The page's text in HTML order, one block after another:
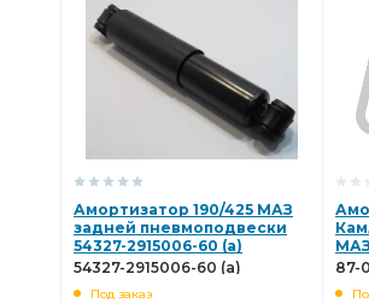
Амортизатор 190/425 МАЗ
задней пневмоподвески
54327-2915006-60 (а)
54327-2915006-60 (а)
Под заказ
МАЗ
87-